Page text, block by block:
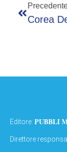
Editore: PUBBLI
Direttore